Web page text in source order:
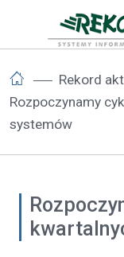
Rekord
Rozpoczynamy
systemów